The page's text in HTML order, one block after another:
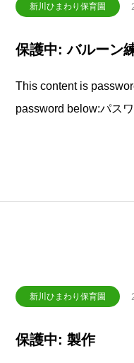
新川ひまわり保育園
保護中: バルーン
This content is
password below:パス
新川ひまわり保育園
保護中: 製作